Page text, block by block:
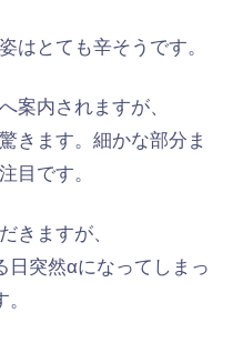
はとても辛そうです。
案内されますが、
きます。細かな部分ま
目です。
きますが、
日突然αになってしまっ